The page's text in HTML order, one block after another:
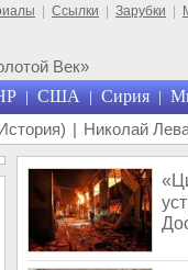
Ссылки Зарубки
Век»
| США | Сирия |
| Николай